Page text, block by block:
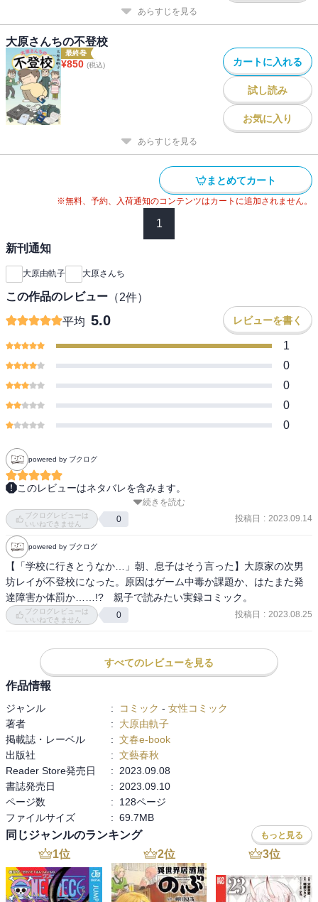
ング」「体罰」。問題山積のなか、レイは学校に戻れるのか？
不登校児は全国24万人。その処方箋ともなる実話マンガ。
あらすじを見る
大原さんちの不登校
最終巻
¥850 (税込) カートに入れる
試し読み
お気に入り
あらすじを見る
まとめてカート
※無料、予約、入荷通知のコンテンツはカートに追加されません。
1
新刊通知
大原由軌子 大原さんち
この作品のレビュー （2件）
平均 5.0 レビューを書く
1
0
0
0
0
powered by ブクログ
このレビューはネタバレを含みます。
中学生になってからの体調や様子に変化が起き、学校の先生を要因
として不登校になった次男・レイさんを支えたお母さん目線のエッ
セイ漫画。家族みんなでレイさんを支えていく様子しっかりと寄り
添う姿がすごく良かったです。前作の『息子がいじめの加害者
に？』も読んでいたので、特に長男・タケさんが弟さんをお父さん
から庇ったりするなどすごくしっかりした方に成長されているなと
感じました。良いご家族なんだなと思います。
続きを読む
ブクログレビューは
いいねできません
0 投稿日 : 2023.09.14
powered by ブクログ
【「学校に行きとうなか…」朝、息子はそう言った】大原家の次男
坊レイが不登校になった。原因はゲーム中毒か課題か、はたまた発
達障害か体罰か……!?　親子で読みたい実録コミック。
ブクログレビューは
いいねできません
0 投稿日 : 2023.08.25
すべてのレビューを見る
作品情報
ジャンル : コミック - 女性コミック
著者
:
大原由軌子
掲載誌・レーベル
: 文春e-book
出版社
: 文藝春秋
Reader Store発売日
:
2023.09.08
書誌発売日
:
2023.09.10
ページ数
:
128ページ
ファイルサイズ
: 69.7MB
同じジャンルのランキング もっと見る
1位 2位 3位